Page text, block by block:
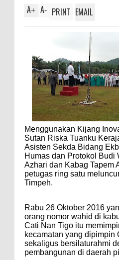
A+ A- PRINT EMAIL
Menggunakan Kijang
Sutan Riska Tuanku
Asisten Sekda Bidang
Humas dan Protokol Budi
Azhari dan Kabag Tapem
petugas ring satu
Timpeh.
Rabu 26 Oktober 2016
orang nomor wahid di
Cati Nan Tigo itu
kecamatan yang dipimpin
sekaligus bersilaturahmi
pembangunan di daerah